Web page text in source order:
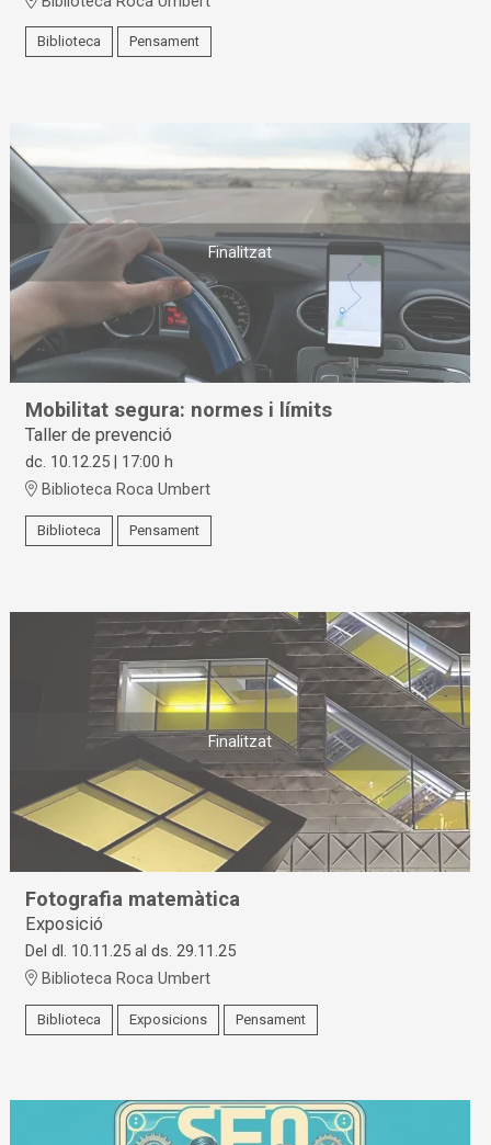
Biblioteca Pensament
Finalitzat
Mobilitat segura: normes i límits
Taller de prevenció
dc. 10.12.25 | 17:00 h
Biblioteca Roca Umbert
Biblioteca Pensament
Finalitzat
Fotografia matemàtica
Exposició
Del dl. 10.11.25 al ds. 29.11.25
Biblioteca Roca Umbert
Biblioteca Exposicions Pensament